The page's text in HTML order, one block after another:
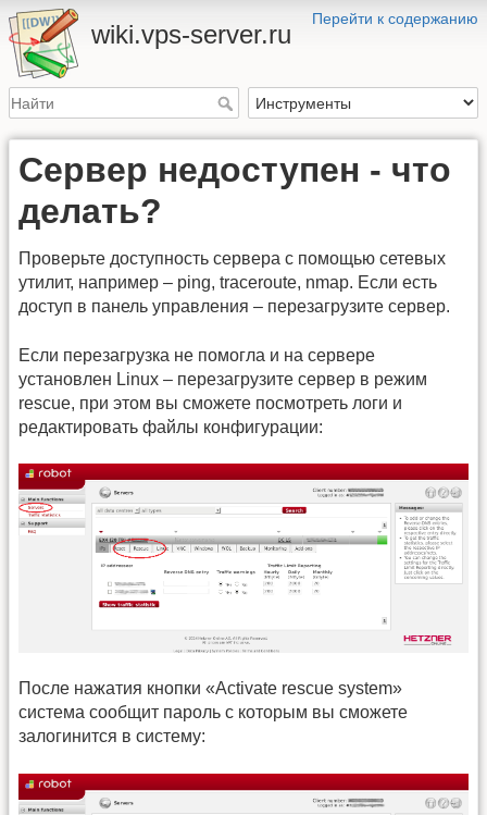
Перейти к содержанию
wiki.vps-server.ru
Сервер недоступен - что
делать?
Проверьте доступность сервера с помощью сетевых
утилит, например – ping, traceroute, nmap. Если есть
доступ в панель управления – перезагрузите сервер.
Если перезагрузка не помогла и на сервере
установлен Linux – перезагрузите сервер в режим
rescue, при этом вы сможете посмотреть логи и
редактировать файлы конфигурации:
После нажатия кнопки «Activate rescue system»
система сообщит пароль с которым вы сможете
залогинится в систему: